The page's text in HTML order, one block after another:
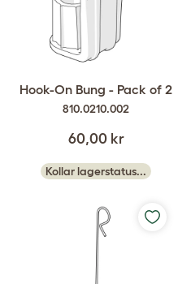
Hook-On Bung - Pack of 2
810.0210.002
60,00 kr
Kollar lagerstatus...